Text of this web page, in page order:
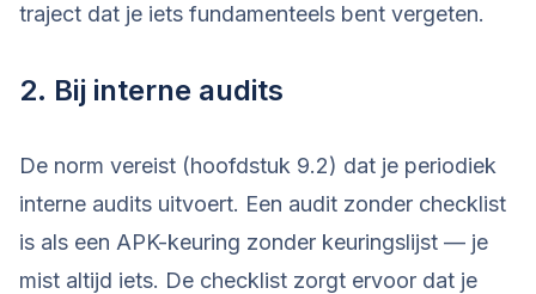
traject dat je iets fundamenteels bent vergeten.
2. Bij interne audits
De norm vereist (hoofdstuk 9.2) dat je periodiek
interne audits uitvoert. Een audit zonder checklist
is als een APK-keuring zonder keuringslijst — je
mist altijd iets. De checklist zorgt ervoor dat je